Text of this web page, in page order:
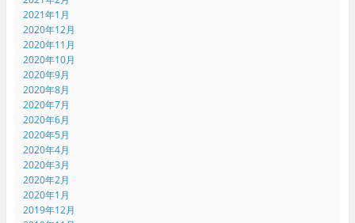
2021年1月
2020年12月
2020年11月
2020年10月
2020年9月
2020年8月
2020年7月
2020年6月
2020年5月
2020年4月
2020年3月
2020年2月
2020年1月
2019年12月